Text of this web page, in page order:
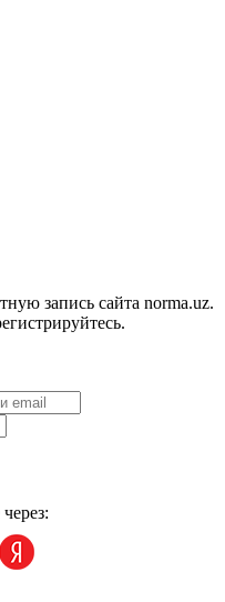
запись сайта norma.uz.